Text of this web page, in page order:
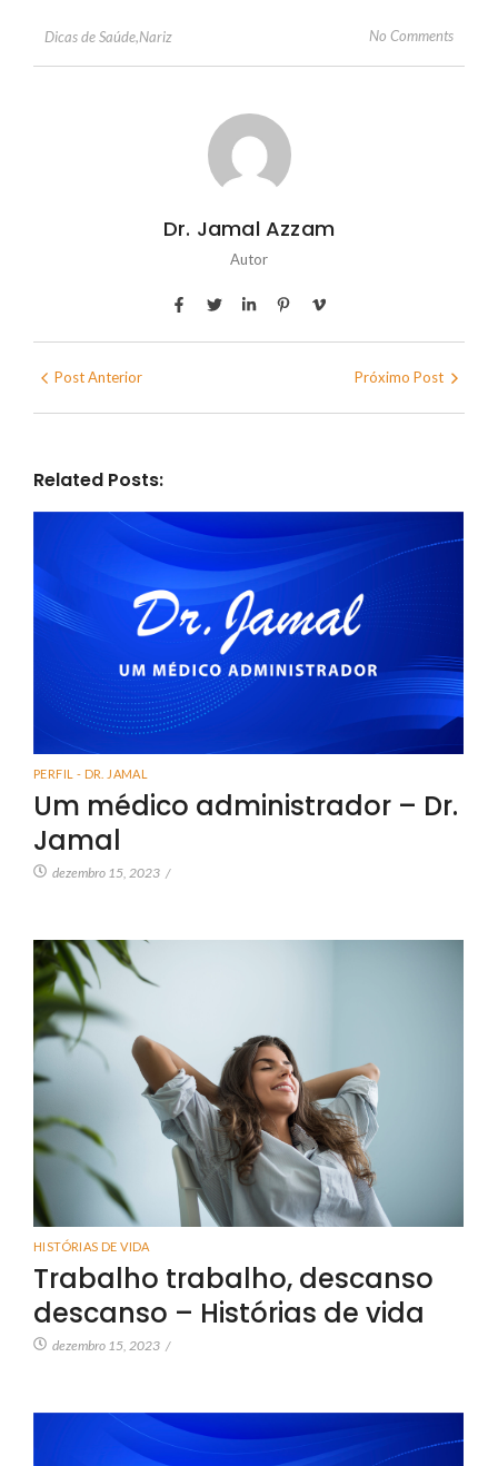
Dicas de Saúde,Nariz No Comments
Dr. Jamal Azzam
Autor
Post Anterior Próximo Post
Related Posts:
PERFIL - DR. JAMAL
Um médico administrador – Dr.
Jamal
dezembro 15, 2023 /
HISTÓRIAS DE VIDA
Trabalho trabalho, descanso
descanso – Histórias de vida
dezembro 15, 2023 /